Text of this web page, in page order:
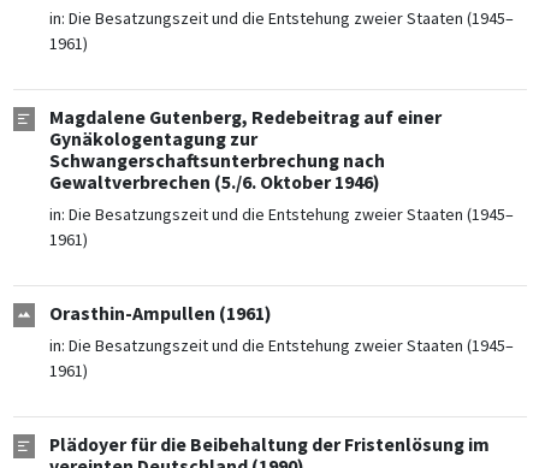
in: Die Besatzungszeit und die Entstehung zweier Staaten (1945–
1961)
Magdalene Gutenberg, Redebeitrag auf einer
Gynäkologentagung zur
Schwangerschaftsunterbrechung nach
Gewaltverbrechen (5./6. Oktober 1946)
in: Die Besatzungszeit und die Entstehung zweier Staaten (1945–
1961)
Orasthin-Ampullen (1961)
in: Die Besatzungszeit und die Entstehung zweier Staaten (1945–
1961)
Plädoyer für die Beibehaltung der Fristenlösung im